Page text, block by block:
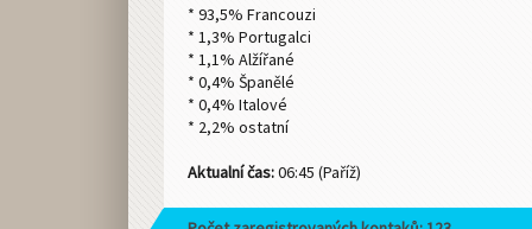
* 93,5% Francouzi
* 1,3% Portugalci
* 1,1% Alžířané
* 0,4% Španělé
* 0,4% Italové
* 2,2% ostatní
Aktualní čas:06:45 (Paříž)